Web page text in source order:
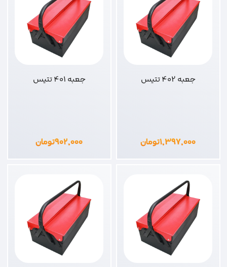
جعبه 402 تتیس
۱,۳۹۷,۰۰۰تومان
جعبه 401 تتیس
۹۰۲,۰۰۰تومان